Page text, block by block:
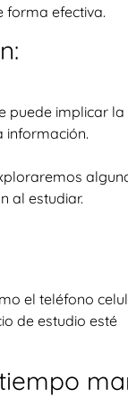
forma efectiva.
puede implicar la
información.
al estudiar.
el teléfono
de estudio esté